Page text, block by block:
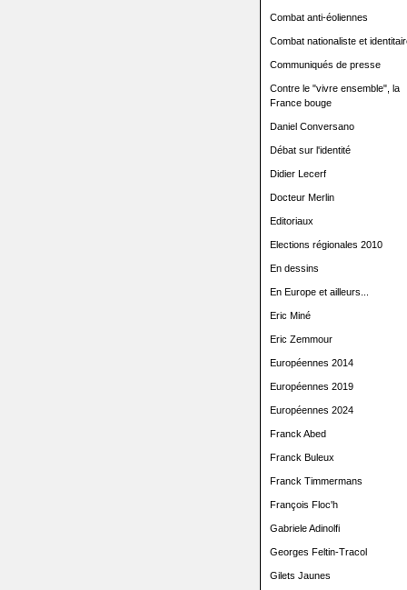
Combat anti-éoliennes
Combat nationaliste et
Communiqués de presse
Contre le "vivre ensemble", la
France bouge
Daniel Conversano
Débat sur l'identité
Didier Lecerf
Docteur Merlin
Editoriaux
Elections régionales 2010
En dessins
En Europe et ailleurs...
Eric Miné
Eric Zemmour
Européennes 2014
Européennes 2019
Européennes 2024
Franck Abed
Franck Buleux
Franck Timmermans
François Floc'h
Gabriele Adinolfi
Georges Feltin-Tracol
Gilets Jaunes